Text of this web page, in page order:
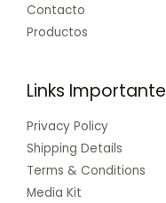
Contacto
Productos
Links
Privacy Policy
Shipping Details
Terms & Conditions
Media Kit